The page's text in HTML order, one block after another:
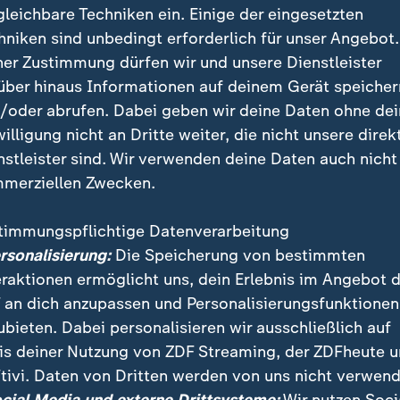
erstmals am Eurovision Song Contest in
Kanada beliebt, 1988 gewann die Kanadierin
Techniken ein. Einige der eingesetzten
sind unbedingt erforderlich für unser
Zustimmung dürfen wir und unsere Dienstleister
hinaus Informationen auf deinem Gerät
oder abrufen. Dabei geben wir deine Daten ohne
nicht an Dritte weiter, die nicht unsere
sind. Wir verwenden deine Daten auch nicht
Zwecken.
Datenverarbeitung
Die Speicherung von bestimmten
ermöglicht uns, dein Erlebnis im Angebot
an dich anzupassen und Personalisierungsfunktionen
Dabei personalisieren wir ausschließlich auf
deiner Nutzung von ZDF Streaming, der ZDFheute
Daten von Dritten werden von uns nicht